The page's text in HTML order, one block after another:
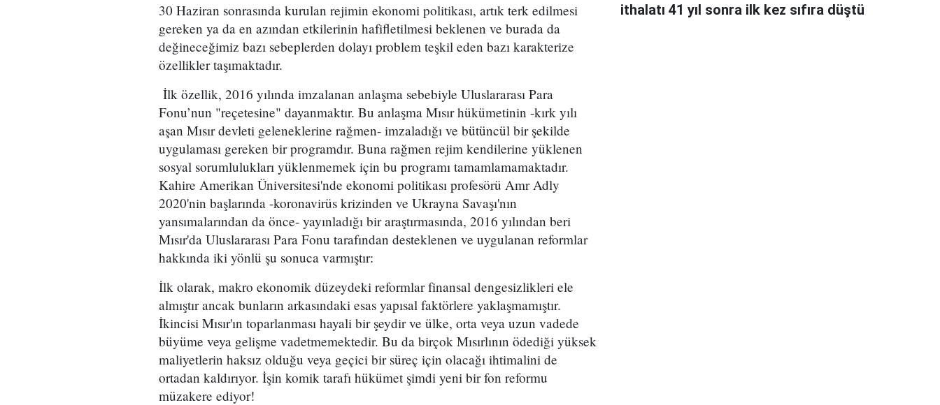
30 Haziran sonrasında kurulan rejimin ekonomi politikası, artık terk edilmesi
gereken ya da en azından etkilerinin hafifletilmesi beklenen ve burada da
değineceğimiz bazı sebeplerden dolayı problem teşkil eden bazı karakterize
özellikler taşımaktadır.
İlk özellik, 2016 yılında imzalanan anlaşma sebebiyle Uluslararası Para
Fonu’nun "reçetesine" dayanmaktır. Bu anlaşma Mısır hükümetinin -kırk yılı
aşan Mısır devleti geleneklerine rağmen- imzaladığı ve bütüncül bir şekilde
uygulaması gereken bir programdır. Buna rağmen rejim kendilerine yüklenen
sosyal sorumlulukları yüklenmemek için bu programı tamamlamamaktadır.
Kahire Amerikan Üniversitesi'nde ekonomi politikası profesörü Amr Adly
2020'nin başlarında -koronavirüs krizinden ve Ukrayna Savaşı'nın
yansımalarından da önce- yayınladığı bir araştırmasında, 2016 yılından beri
Mısır'da Uluslararası Para Fonu tarafından desteklenen ve uygulanan reformlar
hakkında iki yönlü şu sonuca varmıştır:
İlk olarak, makro ekonomik düzeydeki reformlar finansal dengesizlikleri ele
almıştır ancak bunların arkasındaki esas yapısal faktörlere yaklaşmamıştır.
İkincisi Mısır'ın toparlanması hayali bir şeydir ve ülke, orta veya uzun vadede
büyüme veya gelişme vadetmemektedir. Bu da birçok Mısırlının ödediği yüksek
maliyetlerin haksız olduğu veya geçici bir süreç için olacağı ihtimalini de
ortadan kaldırıyor. İşin komik tarafı hükümet şimdi yeni bir fon reformu
müzakere ediyor!
ithalatı 41 yıl sonra ilk kez sıfıra düştü